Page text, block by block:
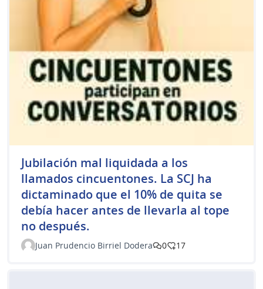
Jubilación mal liquidada a los
llamados cincuentones. La SCJ ha
dictaminado que el 10% de quita se
debía hacer antes de llevarla al tope
no después.
Juan Prudencio Birriel Dodera 0 17